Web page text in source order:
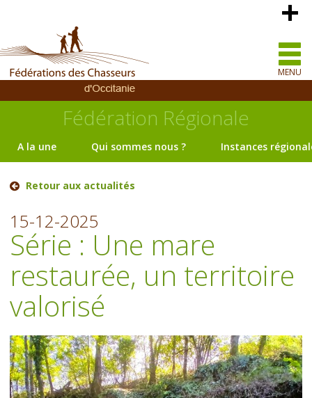
MENU
Fédération Régionale
A la une Qui sommes nous ? Instances
Retour aux actualités
15-12-2025
Série : Une mare
restaurée, un territoire
valorisé